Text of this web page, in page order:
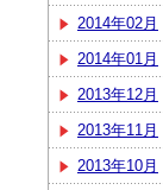
2014年02月
2014年01月
2013年12月
2013年11月
2013年10月